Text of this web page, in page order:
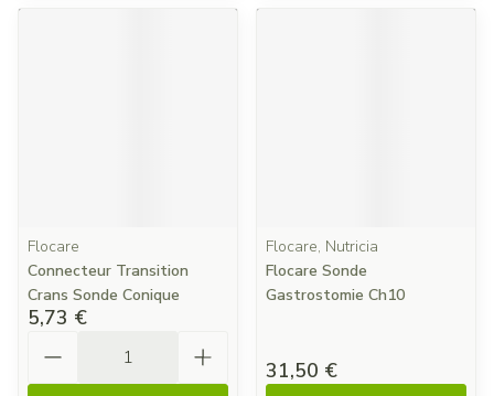
Flocare
Connecteur Transition
Crans Sonde Conique
5,73 €
Flocare, Nutricia
Flocare Sonde
Gastrostomie Ch10
31,50 €